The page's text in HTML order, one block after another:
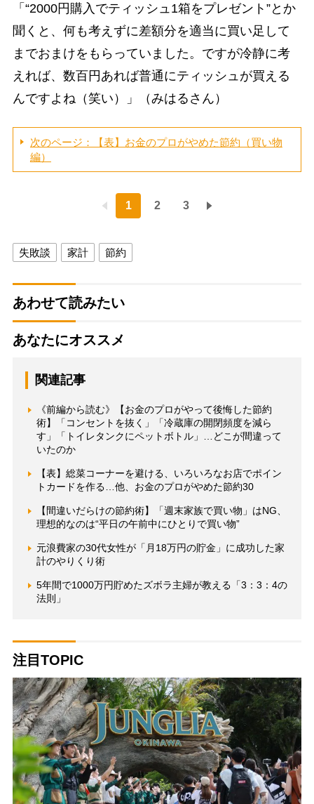
「“2000円購入でティッシュ1箱をプレゼント”とか
聞くと、何も考えずに差額分を適当に買い足して
までおまけをもらっていました。ですが冷静に考
えれば、数百円あれば普通にティッシュが買える
んですよね（笑い）」（みはるさん）
次のページ：【表】お金のプロがやめた節約（買い物
編）
1 2 3
失敗談 家計 節約
あわせて読みたい
あなたにオススメ
関連記事
《前編から読む》【お金のプロがやって後悔した節約
術】「コンセントを抜く」「冷蔵庫の開閉頻度を減ら
す」「トイレタンクにペットボトル」…どこが間違って
いたのか
【表】総菜コーナーを避ける、いろいろなお店でポイン
トカードを作る…他、お金のプロがやめた節約30
【間違いだらけの節約術】「週末家族で買い物」はNG、
理想的なのは“平日の午前中にひとりで買い物”
元浪費家の30代女性が「月18万円の貯金」に成功した家
計のやりくり術
5年間で1000万円貯めたズボラ主婦が教える「3：3：4の
法則」
注目TOPIC